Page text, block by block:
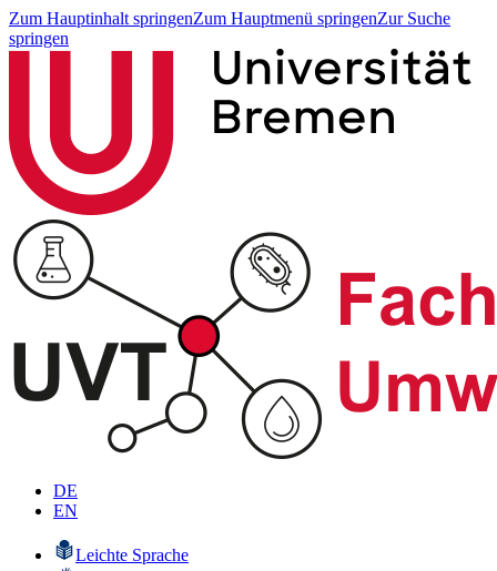
Zum Hauptinhalt springenZum Hauptmenü springenZur Suche
springen
DE
EN
Leichte Sprache